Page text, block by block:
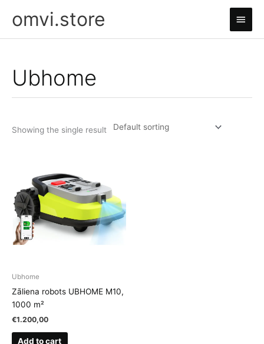
omvi.store
Main
Menu
Ubhome
Showing the single result
Ubhome
Zāliena robots UBHOME M10,
1000 m²
€1.200,00
Add to cart